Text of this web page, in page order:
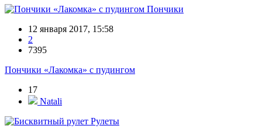
Пончики
12 января 2017, 15:58
2
7395
Пончики «Лакомка» с пудингом
17
Natali
Рулеты